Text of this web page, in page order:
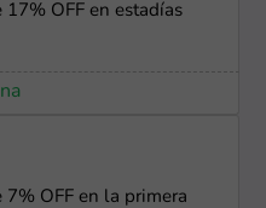
17% OFF en estadías
7% OFF en la primera